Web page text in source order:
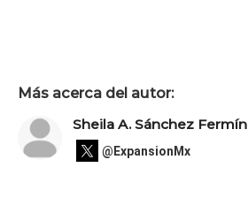
Más acerca del autor:
Sheila A. Sánchez Fermín
@ExpansionMx